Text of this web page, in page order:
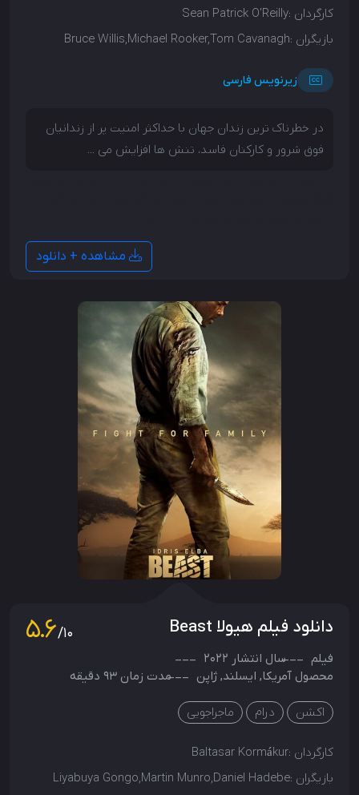
کارگردان :Sean Patrick O'Reilly
بازیگران :Bruce Willis,Michael Rooker,Tom Cavanagh
زیرنویس فارسی
در خطرناک ترین زندان جهان با حداکثر امنیت پر از زندانیان
فوق شرور و کارکنان فاسد، تنش ها افزایش می ...
مشاهده + دانلود
دانلود فیلم هیولا Beast 5.6/10
فیلم سال انتشار 2022
محصول آمریکا, ایسلند, ژاپن مدت زمان 93 دقیقه
اکشن درام ماجراجویی
کارگردان :Baltasar Kormákur
بازیگران :Liyabuya Gongo,Martin Munro,Daniel Hadebe